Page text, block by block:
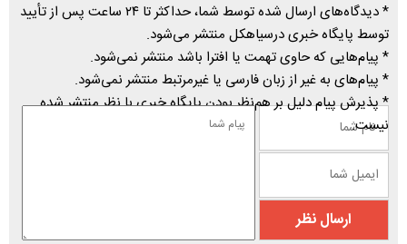
* دیدگاه‌های ارسال شده توسط شما، حداکثر تا ۲۴ ساعت پس از تأیید
توسط پایگاه خبری درسیاهکل منتشر می‌شود.
* پیام‌هایی که حاوی تهمت یا افترا باشد منتشر نمی‌شود.
* پیام‌های به غیر از زبان فارسی یا غیرمرتبط منتشر نمی‌شود.
* پذیرش پیام دلیل بر هم‌نظر بودن پایگاه خبری با نظر منتشر شده
نیست.